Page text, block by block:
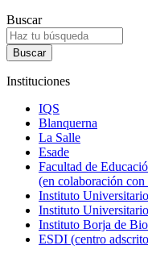
Buscar
Instituciones
IQS
Blanquerna
La Salle
Esade
Facultad de
(en colaboración
Instituto
Instituto
Instituto Borja de
ESDI (centro